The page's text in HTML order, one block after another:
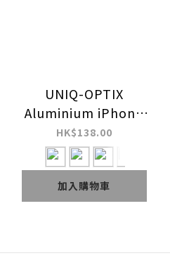
UNIQ-OPTIX
Aluminium iPhone
15 / 15 Plus 鋁合金相
機鏡頭保護貼
HK$138.00
加入購物車